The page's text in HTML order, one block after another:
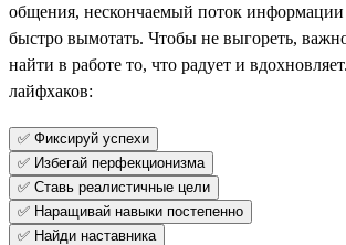
общения, нескончаемый поток
быстро вымотать. Чтобы не выгореть,
найти в работе то, что радует и
лайфхаков:
✅ Фиксируй успехи
✅ Избегай перфекционизма
✅ Ставь реалистичные цели
✅ Наращивай навыки постепенно
✅ Найди наставника